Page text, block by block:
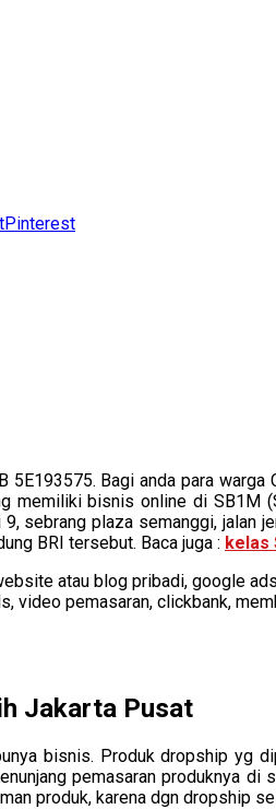
Pinterest
Bagi anda para
memiliki bisnis online di
sebrang plaza semanggi, jalan
BRI tersebut. Baca juga : kelas
atau blog pribadi, google
pemasaran, clickbank,
Jakarta Pusat
bisnis. Produk dropship yg
pemasaran produknya di
produk, karena dgn dropship